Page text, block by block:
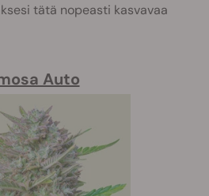
tätä nopeasti kasvavaa
Auto